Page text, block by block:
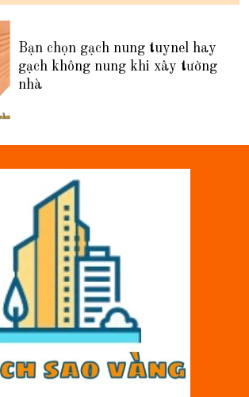
Bạn chọn gạch nung tuynel hay
gạch không nung khi xây tường
nhà